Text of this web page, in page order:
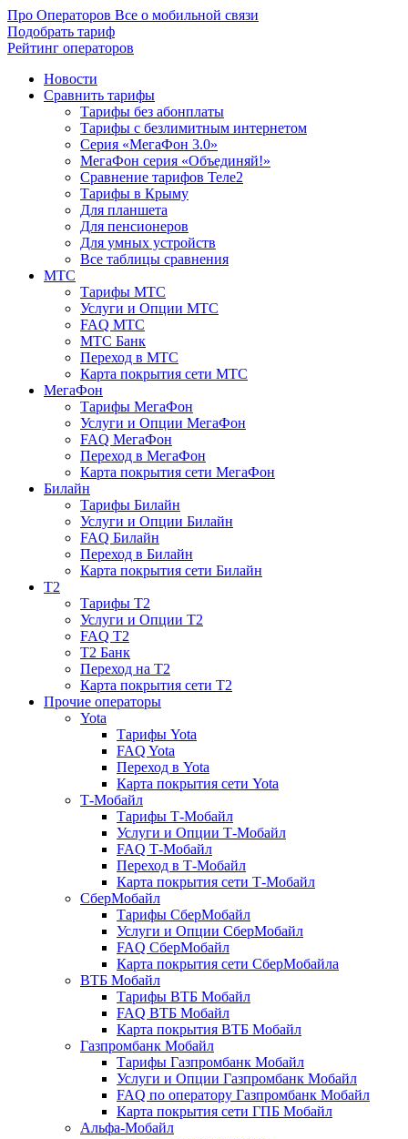
Про Операторов Все о мобильной связи
Подобрать тариф
Рейтинг операторов
Новости
Сравнить тарифы
Тарифы без абонплаты
Тарифы с безлимитным интернетом
Серия «МегаФон 3.0»
МегаФон серия «Объединяй!»
Сравнение тарифов Теле2
Тарифы в Крыму
Для планшета
Для пенсионеров
Для умных устройств
Все таблицы сравнения
МТС
Тарифы МТС
Услуги и Опции МТС
FAQ МТС
МТС Банк
Переход в МТС
Карта покрытия сети МТС
МегаФон
Тарифы МегаФон
Услуги и Опции МегаФон
FAQ МегаФон
Переход в МегаФон
Карта покрытия сети МегаФон
Билайн
Тарифы Билайн
Услуги и Опции Билайн
FAQ Билайн
Переход в Билайн
Карта покрытия сети Билайн
T2
Тарифы T2
Услуги и Опции T2
FAQ T2
T2 Банк
Переход на T2
Карта покрытия сети T2
Прочие операторы
Yota
Тарифы Yota
FAQ Yota
Переход в Yota
Карта покрытия сети Yota
Т-Мобайл
Тарифы Т-Мобайл
Услуги и Опции Т-Мобайл
FAQ Т-Мобайл
Переход в Т-Мобайл
Карта покрытия сети Т-Мобайл
СберМобайл
Тарифы СберМобайл
Услуги и Опции СберМобайл
FAQ СберМобайл
Карта покрытия сети СберМобайлa
ВТБ Мобайл
Тарифы ВТБ Мобайл
FAQ ВТБ Мобайл
Карта покрытия ВТБ Мобайл
Газпромбанк Мобайл
Тарифы Газпромбанк Мобайл
Услуги и Опции Газпромбанк Мобайл
FAQ по оператору Газпромбанк Мобайл
Карта покрытия сети ГПБ Мобайл
Альфа-Мобайл